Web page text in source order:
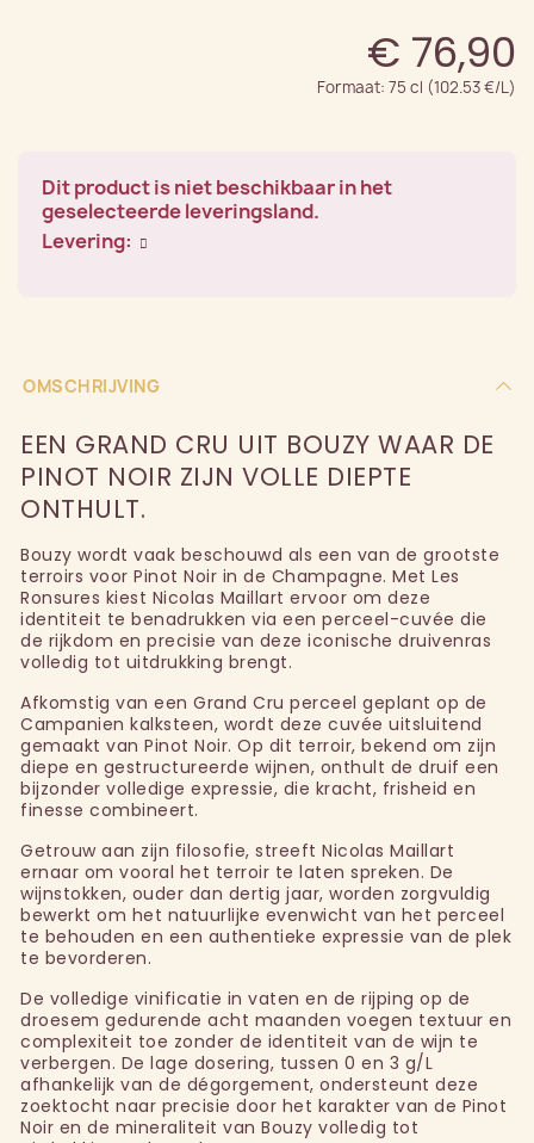
€ 76,90
Formaat: 75 cl (102.53 €/L)
Dit product is niet beschikbaar in het
geselecteerde leveringsland.
Levering:
OMSCHRIJVING
EEN GRAND CRU UIT BOUZY WAAR DE
PINOT NOIR ZIJN VOLLE DIEPTE
ONTHULT.
Bouzy wordt vaak beschouwd als een van de grootste
terroirs voor Pinot Noir in de Champagne. Met Les
Ronsures kiest Nicolas Maillart ervoor om deze
identiteit te benadrukken via een perceel-cuvée die
de rijkdom en precisie van deze iconische druivenras
volledig tot uitdrukking brengt.
Afkomstig van een Grand Cru perceel geplant op de
Campanien kalksteen, wordt deze cuvée uitsluitend
gemaakt van Pinot Noir. Op dit terroir, bekend om zijn
diepe en gestructureerde wijnen, onthult de druif een
bijzonder volledige expressie, die kracht, frisheid en
finesse combineert.
Getrouw aan zijn filosofie, streeft Nicolas Maillart
ernaar om vooral het terroir te laten spreken. De
wijnstokken, ouder dan dertig jaar, worden zorgvuldig
bewerkt om het natuurlijke evenwicht van het perceel
te behouden en een authentieke expressie van de plek
te bevorderen.
De volledige vinificatie in vaten en de rijping op de
droesem gedurende acht maanden voegen textuur en
complexiteit toe zonder de identiteit van de wijn te
verbergen. De lage dosering, tussen 0 en 3 g/L
afhankelijk van de dégorgement, ondersteunt deze
zoektocht naar precisie door het karakter van de Pinot
Noir en de mineraliteit van Bouzy volledig tot